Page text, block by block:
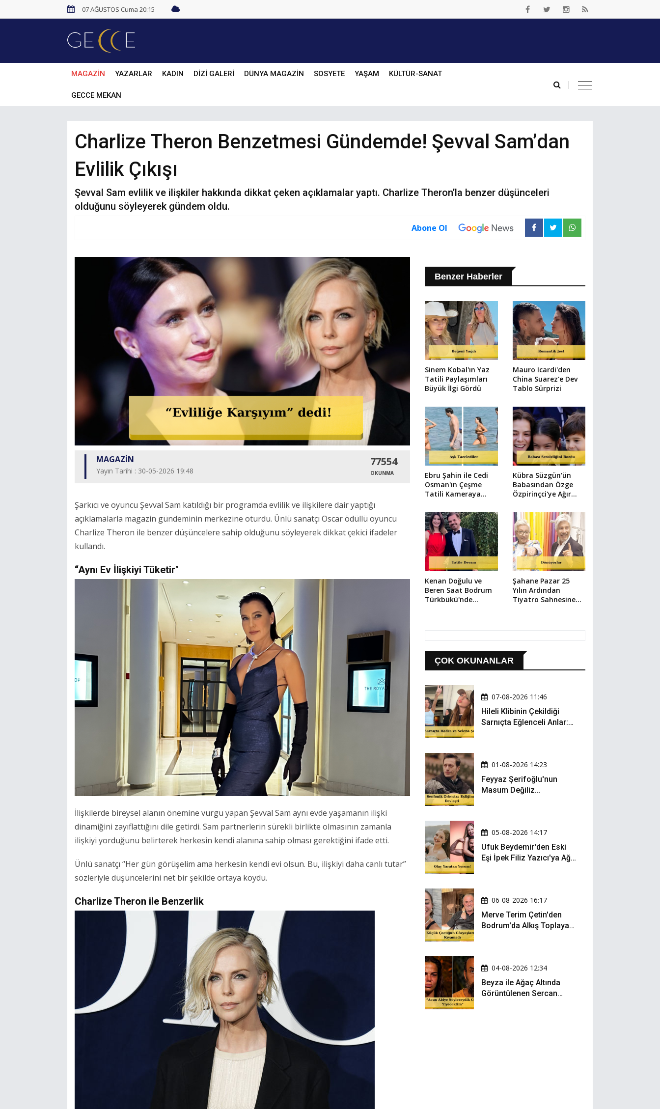
07 AĞUSTOS Cuma 20:15
MAGAZİN YAZARLAR KADIN DİZİ GALERİ DÜNYA MAGAZİN SOSYETE YAŞAM KÜLTÜR-SANAT
GECCE MEKAN
Charlize Theron Benzetmesi Gündemde! Şevval Sam’dan
Evlilik Çıkışı
Şevval Sam evlilik ve ilişkiler hakkında dikkat çeken açıklamalar yaptı. Charlize Theron’la benzer düşünceleri
olduğunu söyleyerek gündem oldu.
Abone Ol
MAGAZİN
Yayın Tarihi : 30-05-2026 19:48
77554
OKUNMA
Şarkıcı ve oyuncu Şevval Sam katıldığı bir programda evlilik ve ilişkilere dair yaptığı
açıklamalarla magazin gündeminin merkezine oturdu. Ünlü sanatçı Oscar ödüllü oyuncu
Charlize Theron ile benzer düşüncelere sahip olduğunu söyleyerek dikkat çekici ifadeler
kullandı.
“Aynı Ev İlişkiyi Tüketir"
İlişkilerde bireysel alanın önemine vurgu yapan Şevval Sam aynı evde yaşamanın ilişki
dinamiğini zayıflattığını dile getirdi. Sam partnerlerin sürekli birlikte olmasının zamanla
ilişkiyi yorduğunu belirterek herkesin kendi alanına sahip olması gerektiğini ifade etti.
Ünlü sanatçı “Her gün görüşelim ama herkesin kendi evi olsun. Bu, ilişkiyi daha canlı tutar”
sözleriyle düşüncelerini net bir şekilde ortaya koydu.
Charlize Theron ile Benzerlik
Benzer Haberler
Sinem Kobal'ın Yaz
Tatili Paylaşımları
Büyük İlgi Gördü
Mauro Icardi'den
China Suarez'e Dev
Tablo Sürprizi
Ebru Şahin ile Cedi
Osman'ın Çeşme
Tatili Kameraya
Kübra Süzgün'ün
Babasından Özge
Özpirinçci'ye Ağır
Kenan Doğulu ve
Beren Saat Bodrum
Türkbükü'nde
Şahane Pazar 25
Yılın Ardından
Tiyatro Sahnesine
ÇOK OKUNANLAR
07-08-2026 11:46
Hileli Klibinin Çekildiği
Sarnıçta Eğlenceli Anlar:
01-08-2026 14:23
Feyyaz Şerifoğlu'nun
Masum Değiliz
05-08-2026 14:17
Ufuk Beydemir'den Eski
Eşi İpek Filiz Yazıcı'ya Ağır
06-08-2026 16:17
Merve Terim Çetin'den
Bodrum'da Alkış Toplayan
04-08-2026 12:34
Beyza ile Ağaç Altında
Görüntülenen Sercan